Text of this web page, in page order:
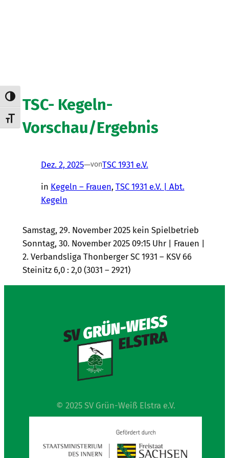
Umschalten auf hohe Kontraste
Schrift vergrößern
TSC- Kegeln-
Vorschau/Ergebnis
Dez. 2, 2025—vonTSC 1931 e.V.
in Kegeln – Frauen, TSC 1931 e.V. | Abt.
Kegeln
Samstag, 29. November 2025 kein Spielbetrieb
Sonntag, 30. November 2025 09:15 Uhr | Frauen |
2. Verbandsliga Thonberger SC 1931 – KSV 66
Steinitz 6,0 : 2,0 (3031 – 2921)
© 2025 SV Grün-Weiß Elstra e.V.